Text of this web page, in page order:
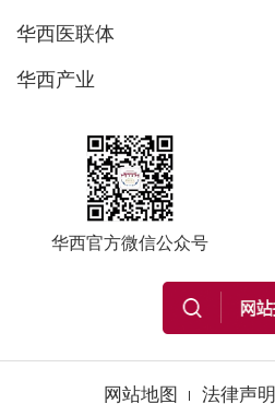
华西医联体
华西产业
华西官方微信公众号
网站地图 法律声明